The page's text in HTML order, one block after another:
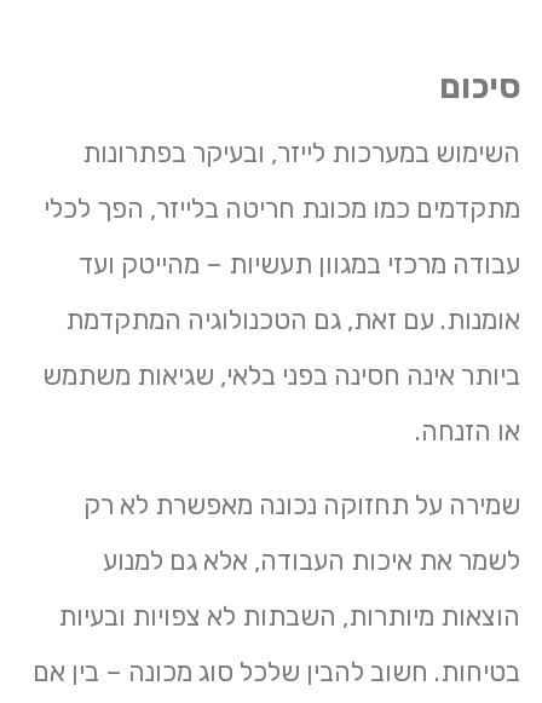
סיכום
השימוש במערכות לייזר, ובעיקר בפתרונות
מתקדמים כמו מכונת חריטה בלייזר, הפך לכלי
עבודה מרכזי במגוון תעשיות – מהייטק ועד
אומנות. עם זאת, גם הטכנולוגיה המתקדמת
ביותר אינה חסינה בפני בלאי, שגיאות משתמש
או הזנחה.
שמירה על תחזוקה נכונה מאפשרת לא רק
לשמר את איכות העבודה, אלא גם למנוע
הוצאות מיותרות, השבתות לא צפויות ובעיות
בטיחות. חשוב להבין שלכל סוג מכונה – בין אם